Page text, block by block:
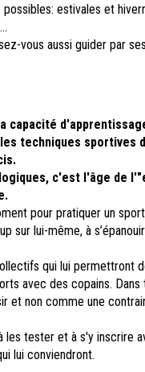
estivales et
vous aussi guider par
capacité
techniques sportives
c'est l'âge de
pour pratiquer un
sur lui-même, à
qui lui permettront
avec des copains. Dans
et non comme une
tester et à s'y inscrire
lui conviendront.